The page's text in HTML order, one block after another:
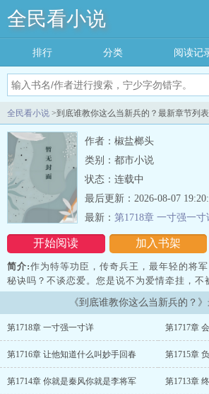
全民看小说
排行 分类 阅读记
全民看小说 >到底谁教你这么当新兵的？最新章节列表
作者：椒盐榔头
类别：都市小说
状态：连载中
开始阅读 加入书架
最后更新：2026-08-07
最新： 第1718章 一寸强一寸
简介:作为特等功臣，传奇兵王，最年轻的将
秘诀吗？不谈恋爱。您是说不为爱情牵挂，不
立业报效祖国，是这个意思吗？没错！第二天
老血差点喷出来。作为特等功臣，传奇兵王，
吗？多谈恋爱。您是说，是爱情激励你奋力前
获得成功，是这个意思吗？没错！因为这段采
军，国内结婚率和生育率呈现井喷式增长，其
《到底谁教你这么当新兵的？
第1718章 一寸强一寸详 第1717章
第1716章 让他知道什么叫妙手回春 第1715章
第1714章 你就是秦风你就是李将军 第1713章